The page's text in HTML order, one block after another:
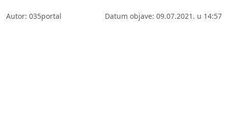
Autor: 035portal Datum objave: 09.07.2021. u 14:57